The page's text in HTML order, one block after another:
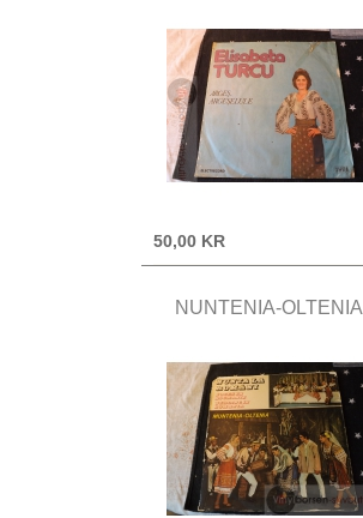
50,00 KR
NUNTENIA-OLTENIA